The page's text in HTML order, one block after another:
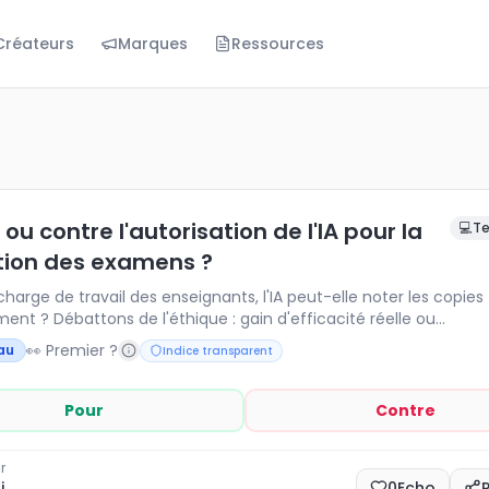
Marques Ressources
l'autorisation de l'IA pour la correction des examens
de travail des enseignants, l'IA peut-elle noter les
ou contre l'autorisation de l'IA pour la
des examens ?
💻
de travail des enseignants, l'IA peut-elle noter les copies
? Débattons de l'éthique : gain d'efficacité réelle ou
de l'évaluation ? L'algorithme est-il plus juste qu'un
👀 Premier ? Indice transparent
Pour Contre